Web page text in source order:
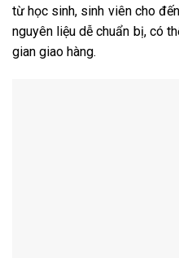
từ học sinh, sinh viên cho
nguyên liệu dễ chuẩn bị, có
gian giao hàng.